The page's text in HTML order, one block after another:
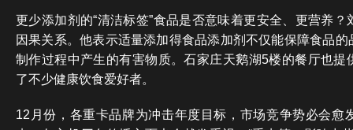
更少添加剂的“清洁标签”食品是否意味着更安全、更营养
因果关系。他表示适量添加得食品添加剂不仅能保障食品
制作过程中产生的有害物质。石家庄天鹅湖5楼的餐厅也提
了不少健康饮食爱好者。
12月份，各重卡品牌为冲击年度目标，市场竞争势必会愈